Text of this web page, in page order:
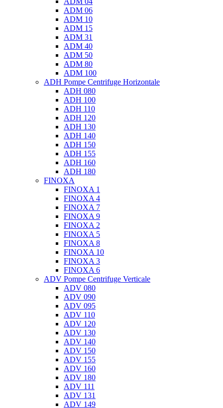
ADM 06
ADM 10
ADM 15
ADM 31
ADM 40
ADM 50
ADM 80
ADM 100
ADH Pompe Centrifuge Horizontale
ADH 080
ADH 100
ADH 110
ADH 120
ADH 130
ADH 140
ADH 150
ADH 155
ADH 160
ADH 180
FINOXA
FINOXA 1
FINOXA 4
FINOXA 7
FINOXA 9
FINOXA 2
FINOXA 5
FINOXA 8
FINOXA 10
FINOXA 3
FINOXA 6
ADV Pompe Centrifuge Verticale
ADV 080
ADV 090
ADV 095
ADV 110
ADV 120
ADV 130
ADV 140
ADV 150
ADV 155
ADV 160
ADV 180
ADV 111
ADV 131
ADV 149